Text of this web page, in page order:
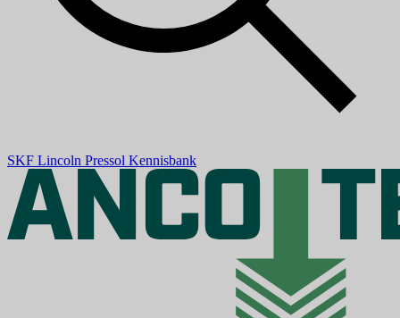
SKF Lincoln Pressol Kennisbank